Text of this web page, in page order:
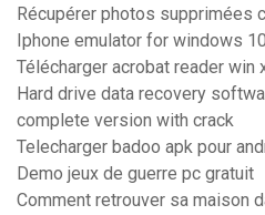
Récupérer photos supprimées
Iphone emulator for windows
Télécharger acrobat reader win
Hard drive data recovery
complete version with crack
Telecharger badoo apk pour
Demo jeux de guerre pc gratuit
Comment retrouver sa maison